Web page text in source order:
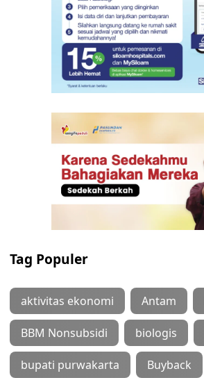
Tag Populer
aktivitas ekonomi Antam
BBM Nonsubsidi biologis
bupati purwakarta Buyback